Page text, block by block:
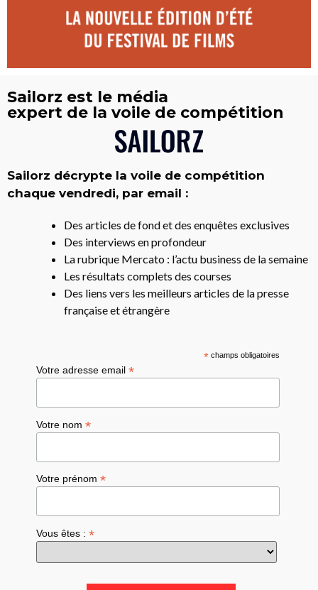
Sailorz est le média
expert de la voile de compétition
Sailorz décrypte la voile de compétition
chaque vendredi, par email :
Des articles de fond et des enquêtes exclusives
Des interviews en profondeur
La rubrique Mercato : l’actu business de la semaine
Les résultats complets des courses
Des liens vers les meilleurs articles de la presse
française et étrangère
*champs obligatoires
Votre adresse email*
Votre nom*
Votre prénom*
Vous êtes :*